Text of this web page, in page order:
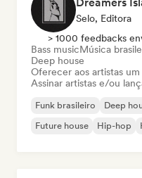
Selo, Editora
> 1000 feedbacks
Bass musicMúsica
Deep house
Oferecer aos artistas
Assinar artistas e/ou
Funk brasileiro Deep
Future house
Hip-hop